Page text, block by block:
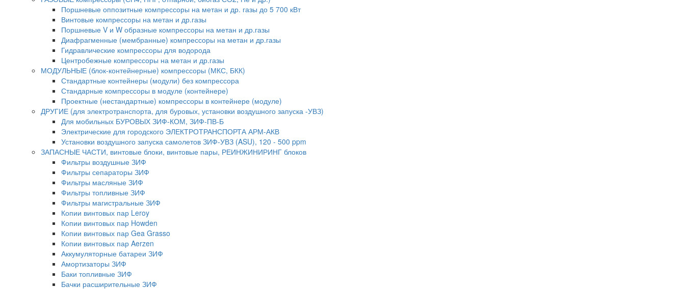
Поршневые оппозитные компрессоры на метан и др. газы до 5 700 кВт
Винтовые компрессоры на метан и др.газы
Поршневые V и W образные компрессоры на метан и др.газы
Диафрагменные (мембранные) компрессоры на метан и др.газы
Гидравлические компрессоры для водорода
Центробежные компрессоры на метан и др.газы
МОДУЛЬНЫЕ (блок-контейнерные) компрессоры (МКС, БКК)
Стандартные контейнеры (модули) без компрессора
Стандарные компрессоры в модуле (контейнере)
Проектные (нестандартные) компрессоры в контейнере (модуле)
ДРУГИЕ (для электротранспорта, для буровых, установки воздушного запуска -УВЗ)
Для мобильных БУРОВЫХ ЗИФ-КОМ, ЗИФ-ПВ-Б
Электрические для городского ЭЛЕКТРОТРАНСПОРТА АРМ-АКВ
Установки воздушного запуска самолетов ЗИФ-УВЗ (ASU), 120 - 500 ppm
ЗАПАСНЫЕ ЧАСТИ, винтовые блоки, винтовые пары, РЕИНЖИНИРИНГ блоков
Фильтры воздушные ЗИФ
Фильтры сепараторы ЗИФ
Фильтры масляные ЗИФ
Фильтры топливные ЗИФ
Фильтры магистральные ЗИФ
Копии винтовых пар Leroy
Копии винтовых пар Howden
Копии винтовых пар Gea Grasso
Копии винтовых пар Aerzen
Аккумуляторные батареи ЗИФ
Амортизаторы ЗИФ
Баки топливные ЗИФ
Бачки расширительные ЗИФ